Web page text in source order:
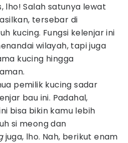
lho! Salah satunya lewat
tersebar di
kucing. Fungsi kelenjar ini
wilayah, tapi juga
kucing hingga
pemilik kucing sadar
bau ini. Padahal,
bisa bikin kamu lebih
si meong dan
juga, lho. Nah, berikut enam